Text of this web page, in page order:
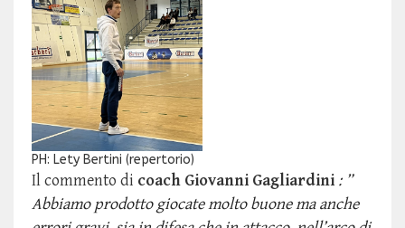
PH: Lety Bertini (repertorio)
Il commento di coach Giovanni Gagliardini : ”
Abbiamo prodotto giocate molto buone ma anche